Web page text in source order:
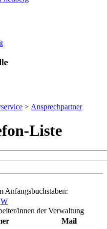
> Ansprechpartner
Liste
Anfangsbuchstaben:
W
innen der Verwaltung
Mail